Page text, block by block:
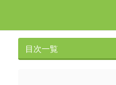
目次一覧